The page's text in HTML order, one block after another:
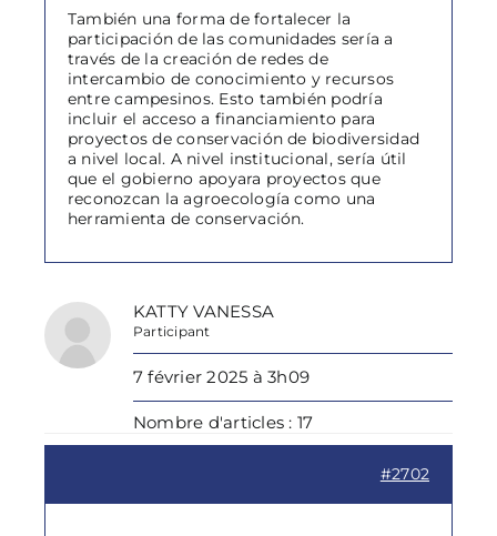
También una forma de fortalecer la
participación de las comunidades sería a
través de la creación de redes de
intercambio de conocimiento y recursos
entre campesinos. Esto también podría
incluir el acceso a financiamiento para
proyectos de conservación de biodiversidad
a nivel local. A nivel institucional, sería útil
que el gobierno apoyara proyectos que
reconozcan la agroecología como una
herramienta de conservación.
KATTY VANESSA
Participant
7 février 2025 à 3h09
Nombre d'articles : 17
#2702